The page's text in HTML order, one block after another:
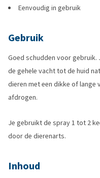
Eenvoudig in gebruik
Gebruik
Goed schudden voor
de gehele vacht tot de huid
dieren met een dikke of lange
afdrogen.
Je gebruikt de spray 1 tot 2
door de dierenarts.
Inhoud